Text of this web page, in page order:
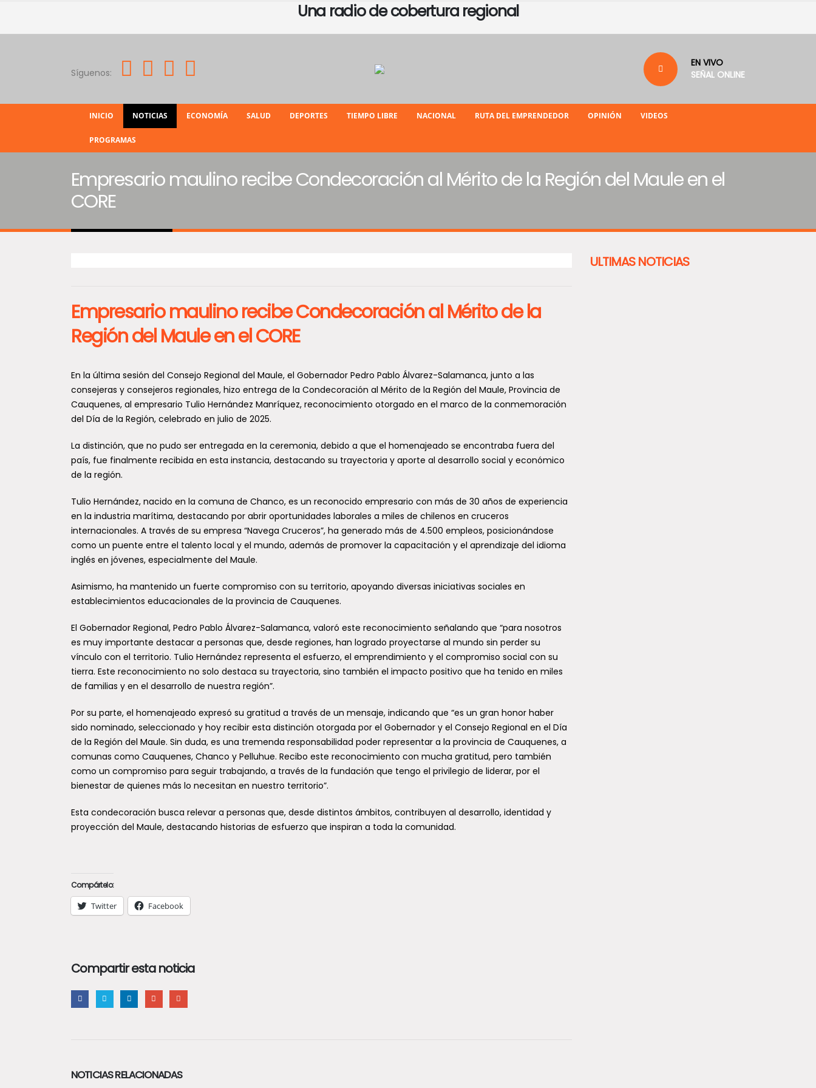
Una radio de cobertura regional
Síguenos:
EN VIVO
SEÑAL ONLINE
INICIO NOTICIAS ECONOMÍA SALUD DEPORTES TIEMPO LIBRE NACIONAL RUTA DEL EMPRENDEDOR OPINIÓN VIDEOS
PROGRAMAS
Empresario maulino recibe Condecoración al Mérito de la Región del Maule en el
CORE
Empresario maulino recibe Condecoración al Mérito de la
Región del Maule en el CORE
En la última sesión del Consejo Regional del Maule, el Gobernador Pedro Pablo Álvarez-Salamanca, junto a las
consejeras y consejeros regionales, hizo entrega de la Condecoración al Mérito de la Región del Maule, Provincia de
Cauquenes, al empresario Tulio Hernández Manríquez, reconocimiento otorgado en el marco de la conmemoración
del Día de la Región, celebrado en julio de 2025.
La distinción, que no pudo ser entregada en la ceremonia, debido a que el homenajeado se encontraba fuera del
país, fue finalmente recibida en esta instancia, destacando su trayectoria y aporte al desarrollo social y económico
de la región.
Tulio Hernández, nacido en la comuna de Chanco, es un reconocido empresario con más de 30 años de experiencia
en la industria marítima, destacando por abrir oportunidades laborales a miles de chilenos en cruceros
internacionales. A través de su empresa “Navega Cruceros”, ha generado más de 4.500 empleos, posicionándose
como un puente entre el talento local y el mundo, además de promover la capacitación y el aprendizaje del idioma
inglés en jóvenes, especialmente del Maule.
Asimismo, ha mantenido un fuerte compromiso con su territorio, apoyando diversas iniciativas sociales en
establecimientos educacionales de la provincia de Cauquenes.
El Gobernador Regional, Pedro Pablo Álvarez-Salamanca, valoró este reconocimiento señalando que “para nosotros
es muy importante destacar a personas que, desde regiones, han logrado proyectarse al mundo sin perder su
vínculo con el territorio. Tulio Hernández representa el esfuerzo, el emprendimiento y el compromiso social con su
tierra. Este reconocimiento no solo destaca su trayectoria, sino también el impacto positivo que ha tenido en miles
de familias y en el desarrollo de nuestra región”.
Por su parte, el homenajeado expresó su gratitud a través de un mensaje, indicando que “es un gran honor haber
sido nominado, seleccionado y hoy recibir esta distinción otorgada por el Gobernador y el Consejo Regional en el Día
de la Región del Maule. Sin duda, es una tremenda responsabilidad poder representar a la provincia de Cauquenes, a
comunas como Cauquenes, Chanco y Pelluhue. Recibo este reconocimiento con mucha gratitud, pero también
como un compromiso para seguir trabajando, a través de la fundación que tengo el privilegio de liderar, por el
bienestar de quienes más lo necesitan en nuestro territorio”.
Esta condecoración busca relevar a personas que, desde distintos ámbitos, contribuyen al desarrollo, identidad y
proyección del Maule, destacando historias de esfuerzo que inspiran a toda la comunidad.
Compártelo:
Twitter Facebook
Compartir esta noticia
NOTICIAS RELACIONADAS
ULTIMAS NOTICIAS